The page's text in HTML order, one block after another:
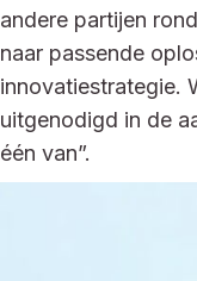
andere partijen
naar passende
innovatiestrategie.
uitgenodigd in de
één van”.